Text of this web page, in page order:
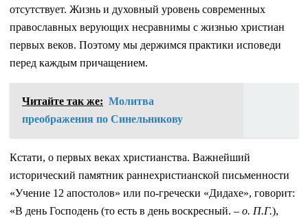
отсутствует. Жизнь и духовный уровень современных
православных верующих несравнимы с жизнью христиан
первых веков. Поэтому мы держимся практики исповеди
перед каждым причащением.
Читайте так же: Молитва
преображения по Синельникову
Кстати, о первых веках христианства. Важнейший
исторический памятник раннехристианской письменности
«Учение 12 апостолов» или по-гречески «Дидахе», говорит:
«В день Господень (то есть в день воскресный. – о. П.Г.),